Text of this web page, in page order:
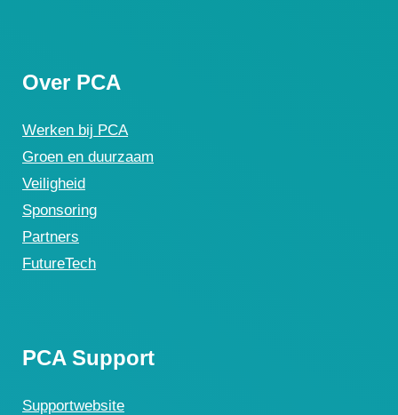
Over PCA
Werken bij PCA
Groen en duurzaam
Veiligheid
Sponsoring
Partners
FutureTech
PCA Support
Supportwebsite